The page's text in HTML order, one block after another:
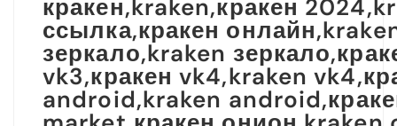
кракен,kraken,кракен
ссылка,кракен
зеркало,kraken
vk3,кракен vk4,kraken
android,kraken